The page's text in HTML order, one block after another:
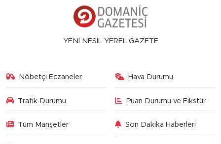
YENİ NESİL YEREL GAZETE
Nöbetçi Eczaneler Hava Durumu
Trafik Durumu Puan Durumu ve Fikstür
Tüm Manşetler Son Dakika Haberleri